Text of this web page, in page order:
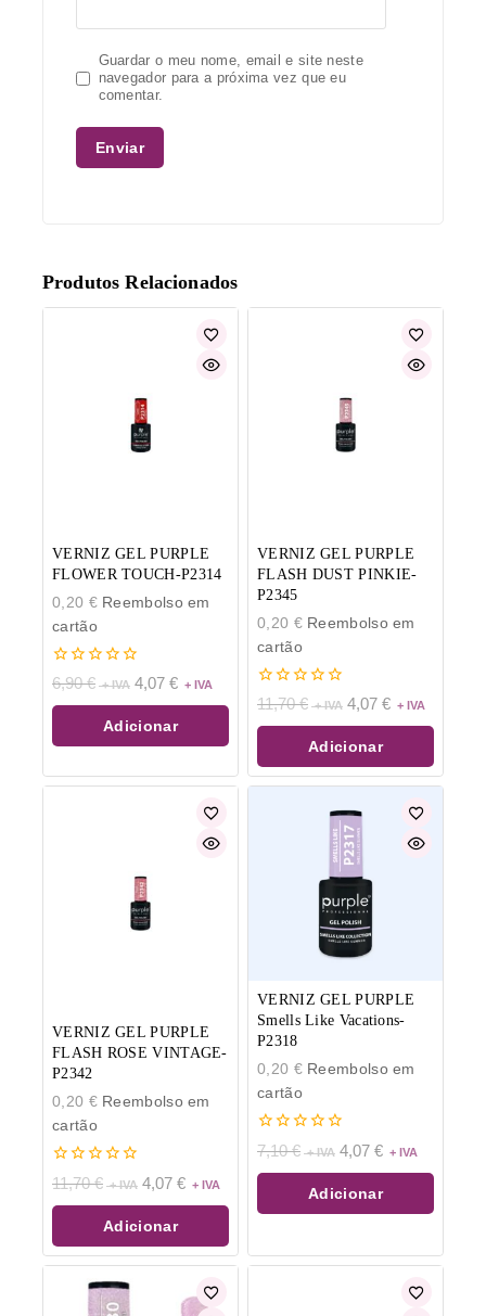
Guardar o meu nome, email e site neste
navegador para a próxima vez que eu
comentar.
Produtos Relacionados
VERNIZ GEL PURPLE
FLOWER TOUCH-P2314
0,20 €Reembolso em
cartão
0
de
5
6,90€ 4,07 €
Adicionar
VERNIZ GEL PURPLE
FLASH DUST PINKIE-
P2345
0,20 €Reembolso em
cartão
0
de
5
11,70€ 4,07 €
Adicionar
VERNIZ GEL PURPLE
FLASH ROSE VINTAGE-
P2342
0,20 €Reembolso em
cartão
0
de
5
11,70€ 4,07 €
Adicionar
VERNIZ GEL PURPLE
Smells Like Vacations-
P2318
0,20 €Reembolso em
cartão
0
de
5
7,10€ 4,07 €
Adicionar